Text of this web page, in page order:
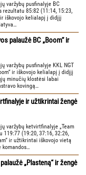
varžybų pusfinalyje BC
rezultatu 85:82 (11:14, 15:23,
ir iškovojo kelialapį į didįjį
palaužė BC „Boom“ ir
varžybų pusfinalyje KKL NGT
ir iškovojo kelialapį į didįjį
minučių klostėsi labai
kovingą…
ir užtikrintai žengė
varžybų ketvirtfinalyje „Team
119:77 (19:20, 37:16, 32:26,
ir užtikrintai iškovojo vietą
komandos…
„Plasteną“ ir žengė